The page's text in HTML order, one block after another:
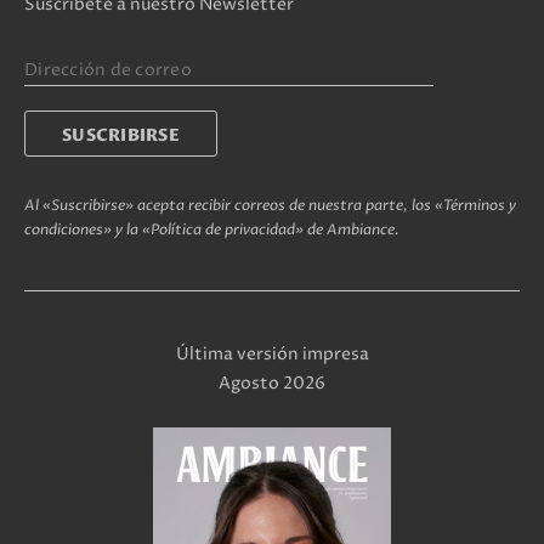
Al «Suscribirse» acepta recibir correos de nuestra parte, los «Términos y
condiciones» y la «Política de privacidad» de Ambiance.
Última versión impresa
Agosto 2026